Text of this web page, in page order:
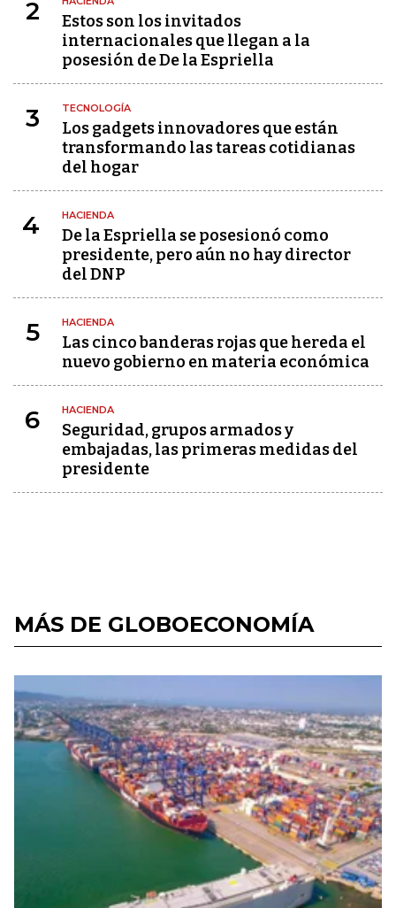
2
Estos son los invitados
internacionales que llegan a la
posesión de De la Espriella
3 TECNOLOGÍA
Los gadgets innovadores que están
transformando las tareas cotidianas
del hogar
4 HACIENDA
De la Espriella se posesionó como
presidente, pero aún no hay director
del DNP
5 HACIENDA
Las cinco banderas rojas que hereda el
nuevo gobierno en materia económica
6 HACIENDA
Seguridad, grupos armados y
embajadas, las primeras medidas del
presidente
MÁS DE GLOBOECONOMÍA